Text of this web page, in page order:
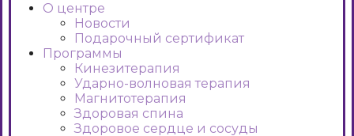
О центре
Новости
Подарочный сертификат
Программы
Кинезитерапия
Ударно-волновая терапия
Магнитотерапия
Здоровая спина
Здоровое сердце и сосуды